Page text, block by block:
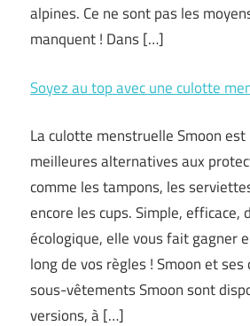
alpines. Ce ne sont pas les
manquent ! Dans […]
Soyez au top avec une culotte
La culotte menstruelle Smoon est
meilleures alternatives aux
comme les tampons, les
encore les cups. Simple,
écologique, elle vous fait gagner
long de vos règles ! Smoon et
sous-vêtements Smoon sont
versions, à […]